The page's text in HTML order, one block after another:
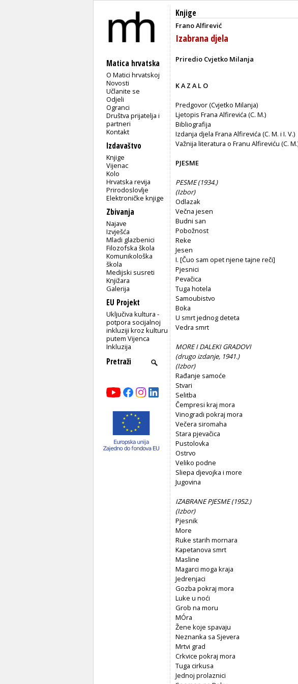
Matica hrvatska
O Matici hrvatskoj
Novosti
Učlanite se
Odjeli
Ogranci
Društva prijatelja i
partneri
Kontakt
Izdavaštvo
Knjige
Vijenac
Kolo
Hrvatska revija
Prirodoslovlje
Elektroničke knjige
Zbivanja
Najave
Izvješća
Mladi glazbenici
Filozofska škola
Komunikološka
škola
Medijski susreti
Knjižara
Galerija
EU Projekt
Uključiva kultura -
potpora socijalnoj
inkluziji kroz kulturu
putem Vijenca
Inkluzija
Knjige
Frano Alfirević
Izabrana djela
Priredio Cvjetko Milanja
K A Z A L O
Predgovor (Cvjetko Milanja)
Ljetopis Frana Alfirevića (C. M.)
Bibliografija
Izdanja djela Frana Alfirevića (C. M. i I. V.)
Važnija literatura o Franu Alfireviću (C.
PJESME
PESME (1934.)
(Izbor)
Odlazak
Večna jesen
Budni san
Pobožnost
Reke
Jesen
I. [Čuo sam opet njene tajne reči]
Pjesnici
Pevačica
Tuga hotela
Samoubistvo
Boka
U smrt jednog deteta
Vedra smrt
MORE I DALEKI GRADOVI
(drugo izdanje, 1941.)
(Izbor)
Rađanje samoće
Stvari
Selitba
Čempresi kraj mora
Vinogradi pokraj mora
Večera siromaha
Stara pjevačica
Pustolovka
Ostrvo
Veliko podne
Sliepa djevojka i more
Jugovina
IZABRANE PJESME (1952.)
(Izbor)
Pjesnik
More
Ruke starih mornara
Kapetanova smrt
Masline
Magarci moga kraja
Jedrenjaci
Gozba pokraj mora
Luke u noći
Grob na moru
MÓra
Žene koje spavaju
Neznanka sa Sjevera
Mrtvi grad
Crkvice pokraj mora
Tuga cirkusa
Jednoj prolaznici